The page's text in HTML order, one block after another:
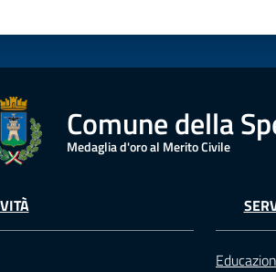
Comune della
Medaglia d'oro al Merito Civile